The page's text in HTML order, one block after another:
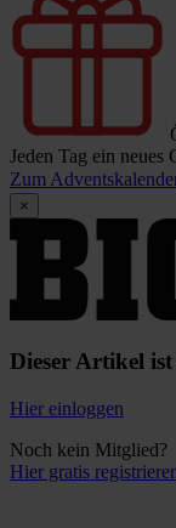
Jeden Tag ein neues
Zum
×
Dieser Artikel
Hier einloggen
Noch kein Mitglied?
Hier gratis